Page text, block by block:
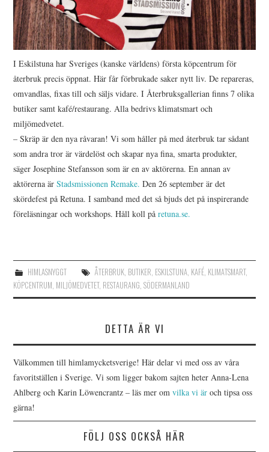
I Eskilstuna har Sveriges (kanske världens) första köpcentrum för
återbruk precis öppnat. Här får förbrukade saker nytt liv. De repareras,
omvandlas, fixas till och säljs vidare. I Återbruksgallerian finns 7 olika
butiker samt kafé/restaurang. Alla bedrivs klimatsmart och
miljömedvetet.
– Skräp är den nya råvaran! Vi som håller på med återbruk tar sådant
som andra tror är värdelöst och skapar nya fina, smarta produkter,
säger Josephine Stefansson som är en av aktörerna. En annan av
aktörerna ärStadsmissionen Remake. Den 26 september är det
skördefest på Retuna. I samband med det så bjuds det på inspirerande
föreläsningar och workshops. Håll koll påretuna.se.
HIMLASNYGGT ÅTERBRUK, BUTIKER, ESKILSTUNA, KAFÉ, KLIMATSMART,
KÖPCENTRUM, MILJÖMEDVETET, RESTAURANG,SÖDERMANLAND
DETTA ÄR VI
Välkommen till himlamycketsverige! Här delar vi med oss av våra
favoritställen i Sverige. Vi som ligger bakom sajten heter Anna-Lena
Ahlberg och Karin Löwencrantz – läs mer omvilka vi är och tipsa oss
gärna!
FÖLJ OSS OCKSÅ HÄR